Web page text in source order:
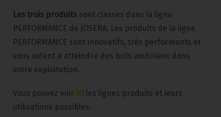
Les trois produits sont classés dans la ligne
PERFORMANCE de JOSERA. Les produits de la ligne
PERFORMANCE sont innovatifs, très performants et
vous aident à atteindre des buts ambitieux dans
votre exploitation.
Vous pouvez voir ici les lignes produits et leurs
utilisations possibles.